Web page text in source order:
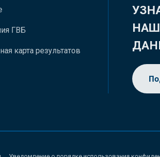
ГВБ
карта результатов